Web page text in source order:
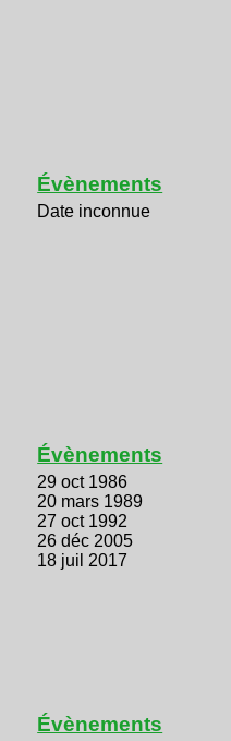
Évènements
Date inconnue
Évènements
29 oct 1986
20 mars 1989
27 oct 1992
26 déc 2005
18 juil 2017
Évènements